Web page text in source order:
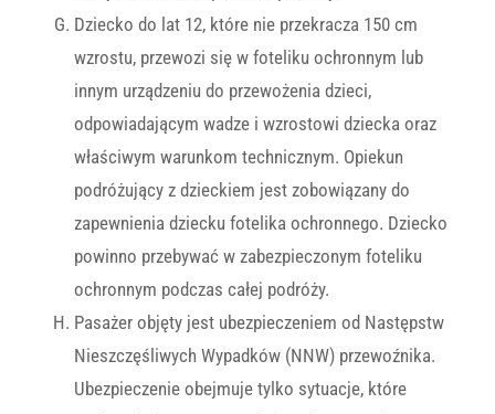
Dziecko do lat 12, które nie przekracza 150 cm
wzrostu, przewozi się w foteliku ochronnym lub
innym urządzeniu do przewożenia dzieci,
odpowiadającym wadze i wzrostowi dziecka oraz
właściwym warunkom technicznym. Opiekun
podróżujący z dzieckiem jest zobowiązany do
zapewnienia dziecku fotelika ochronnego. Dziecko
powinno przebywać w zabezpieczonym foteliku
ochronnym podczas całej podróży.
Pasażer objęty jest ubezpieczeniem od Następstw
Nieszczęśliwych Wypadków (NNW) przewoźnika.
Ubezpieczenie obejmuje tylko sytuacje, które